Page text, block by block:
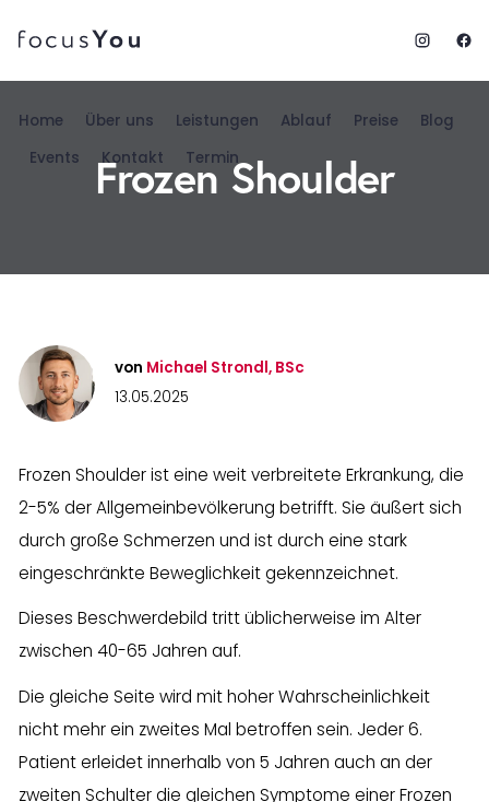
Home Über uns Leistungen Ablauf Preise Blog
Events Kontakt Termin
Frozen Shoulder
von Michael Strondl, BSc
13.05.2025
Frozen Shoulder ist eine weit verbreitete Erkrankung, die
2-5% der Allgemeinbevölkerung betrifft. Sie äußert sich
durch große Schmerzen und ist durch eine stark
eingeschränkte Beweglichkeit gekennzeichnet.
Dieses Beschwerdebild tritt üblicherweise im Alter
zwischen 40-65 Jahren auf.
Die gleiche Seite wird mit hoher Wahrscheinlichkeit
nicht mehr ein zweites Mal betroffen sein. Jeder 6.
Patient erleidet innerhalb von 5 Jahren auch an der
zweiten Schulter die gleichen Symptome einer Frozen